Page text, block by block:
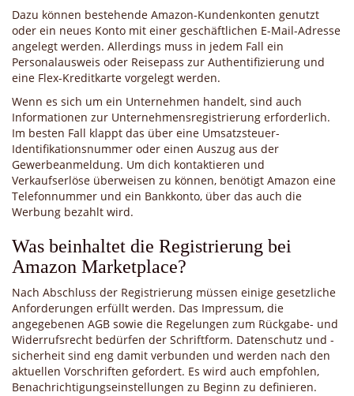
Dazu können bestehende Amazon-Kundenkonten genutzt
oder ein neues Konto mit einer geschäftlichen E-Mail-Adresse
angelegt werden. Allerdings muss in jedem Fall ein
Personalausweis oder Reisepass zur Authentifizierung und
eine Flex-Kreditkarte vorgelegt werden.
Wenn es sich um ein Unternehmen handelt, sind auch
Informationen zur Unternehmensregistrierung erforderlich.
Im besten Fall klappt das über eine Umsatzsteuer-
Identifikationsnummer oder einen Auszug aus der
Gewerbeanmeldung. Um dich kontaktieren und
Verkaufserlöse überweisen zu können, benötigt Amazon eine
Telefonnummer und ein Bankkonto, über das auch die
Werbung bezahlt wird.
Was beinhaltet die Registrierung bei
Amazon Marketplace?
Nach Abschluss der Registrierung müssen einige gesetzliche
Anforderungen erfüllt werden. Das Impressum, die
angegebenen AGB sowie die Regelungen zum Rückgabe- und
Widerrufsrecht bedürfen der Schriftform. Datenschutz und -
sicherheit sind eng damit verbunden und werden nach den
aktuellen Vorschriften gefordert. Es wird auch empfohlen,
Benachrichtigungseinstellungen zu Beginn zu definieren.